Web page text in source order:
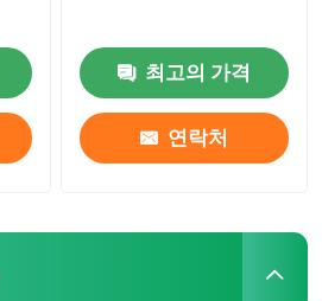
최고의 가격
연락처